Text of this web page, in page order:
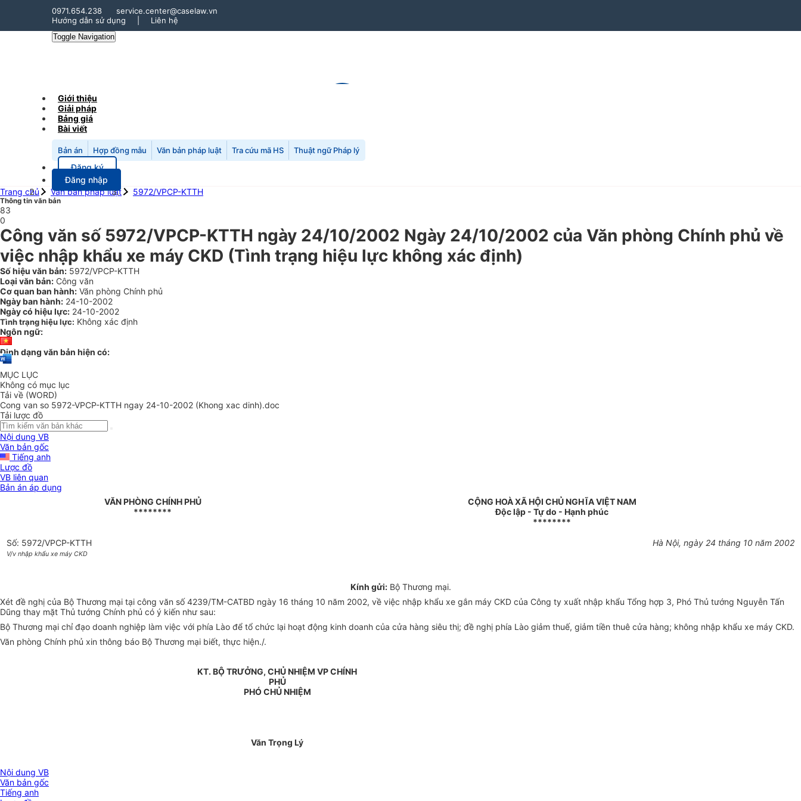
0971.654.238
service.center@caselaw.vn
Hướng dẫn sử dụng
Liên hệ
Toggle Navigation
Giới thiệu
Giải pháp
Bảng giá
Bài viết
Bản án Hợp đồng mẫu Văn bản pháp luật Tra cứu mã HS Thuật ngữ Pháp lý
Đăng ký
Đăng nhập
Trang chủ
Văn bản pháp luật 5972/VPCP-KTTH
Thông tin văn bản
83
0
Công văn số 5972/VPCP-KTTH ngày 24/10/2002 Ngày 24/10/2002 của Văn phòng Chính phủ về
việc nhập khẩu xe máy CKD (Tình trạng hiệu lực không xác định)
Số hiệu văn bản: 5972/VPCP-KTTH
Loại văn bản: Công văn
Cơ quan ban hành: Văn phòng Chính phủ
Ngày ban hành: 24-10-2002
Ngày có hiệu lực: 24-10-2002
Tình trạng hiệu lực: Không xác định
Ngôn ngữ:
Định dạng văn bản hiện có:
MỤC LỤC
Không có mục lục
Tải về (WORD)
Cong van so 5972-VPCP-KTTH ngay 24-10-2002 (Khong xac dinh).doc
Tải lược đồ
Nội dung VB
Văn bản gốc
Tiếng anh
Lược đồ
VB liên quan
Bản án áp dụng
VĂN PHÒNG CHÍNH PHỦ
********
CỘNG HOÀ XÃ HỘI CHỦ NGHĨA VIỆT NAM
Độc lập - Tự do - Hạnh phúc
********
Số: 5972/VPCP-KTTH
V/v nhập khẩu xe máy CKD
Hà Nội, ngày 24 tháng 10 năm 2002
Kính gửi:Bộ Thương mại.
Xét đề nghị của Bộ Thương mại tại công văn số 4239/TM-CATBD ngày 16 tháng 10 năm 2002, về việc nhập khẩu xe gắn máy CKD của Công ty xuất nhập khẩu Tổng hợp 3, Phó Thủ tướng Nguyễn Tấn
Dũng thay mặt Thủ tướng Chính phủ có ý kiến như sau:
Bộ Thương mại chỉ đạo doanh nghiệp làm việc với phía Lào để tổ chức lại hoạt động kinh doanh của cửa hàng siêu thị; đề nghị phía Lào giảm thuế, giảm tiền thuê cửa hàng; không nhập khẩu xe máy CKD.
Văn phòng Chính phủ xin thông báo Bộ Thương mại biết, thực hiện./.
KT. BỘ TRƯỞNG, CHỦ NHIỆM VP CHÍNH
PHỦ
PHÓ CHỦ NHIỆM
Văn Trọng Lý
Nội dung VB
Văn bản gốc
Tiếng anh